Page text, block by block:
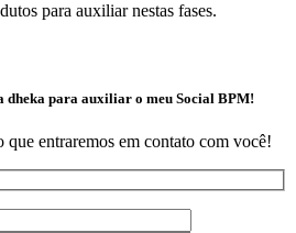
para auxiliar nestas fases.
dheka para auxiliar o meu Social BPM!
que entraremos em contato com você!